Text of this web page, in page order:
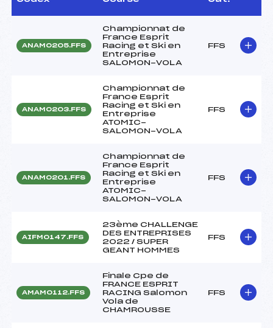
ANAM0205.FFS
Championnat de
France Esprit
Racing et Ski en
Entreprise
SALOMON-VOLA
FFS
ANAM0203.FFS
Championnat de
France Esprit
Racing et Ski en
Entreprise
ATOMIC-
SALOMON-VOLA
FFS
ANAM0201.FFS
Championnat de
France Esprit
Racing et Ski en
Entreprise
ATOMIC-
SALOMON-VOLA
FFS
AIFM0147.FFS
23ème CHALLENGE
DES ENTREPRISES
2022 / SUPER
GEANT HOMMES
FFS
AMAM0112.FFS
Finale Cpe de
FRANCE ESPRIT
RACING Salomon
Vola de
CHAMROUSSE
FFS